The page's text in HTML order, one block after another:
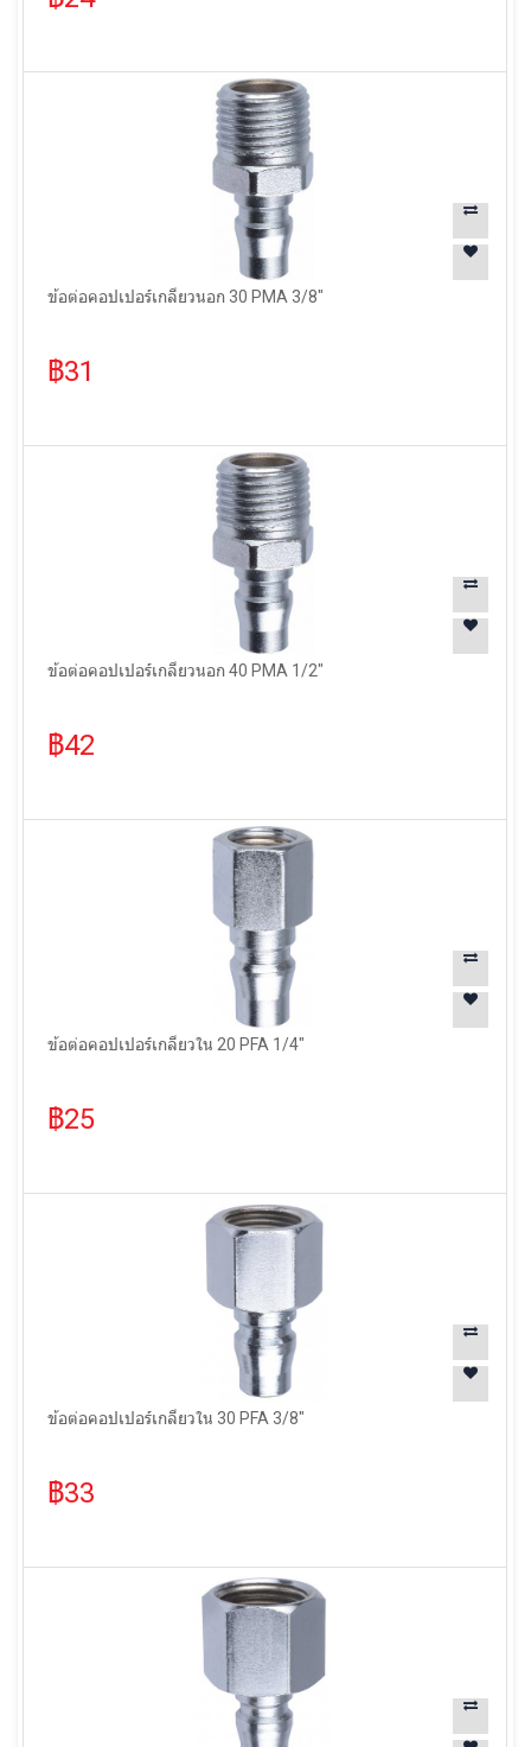
ข้อต่อคอปเปอร์เกลียวนอก 30 PMA 3/8"
฿31
ข้อต่อคอปเปอร์เกลียวนอก 40 PMA 1/2"
฿42
ข้อต่อคอปเปอร์เกลียวใน 20 PFA 1/4"
฿25
ข้อต่อคอปเปอร์เกลียวใน 30 PFA 3/8"
฿33